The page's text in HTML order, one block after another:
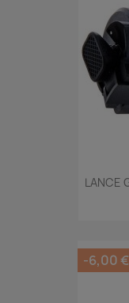
LANCE
-6,00 €